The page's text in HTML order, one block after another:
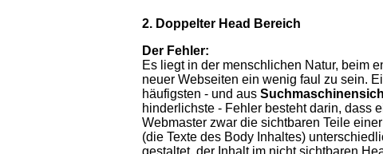
2. Doppelter Head Bereich
Der Fehler:
Es liegt in der menschlichen Natur, beim
neuer Webseiten ein wenig faul zu sein.
häufigsten - und aus
hinderlichste - Fehler besteht darin, dass
Webmaster zwar die sichtbaren Teile
(die Texte des Body Inhaltes)
gestaltet, der Inhalt im nicht sichtbaren